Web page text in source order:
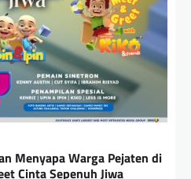
Menyapa Warga Pejaten di
Cinta Sepenuh Jiwa